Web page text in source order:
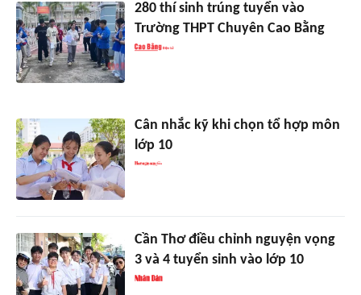
280 thí sinh trúng tuyển vào
Trường THPT Chuyên Cao Bằng
Cân nhắc kỹ khi chọn tổ hợp môn
lớp 10
Cần Thơ điều chỉnh nguyện vọng
3 và 4 tuyển sinh vào lớp 10